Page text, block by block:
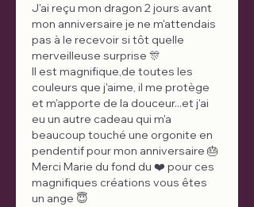
J'ai reçu mon dragon 2 jours avant
mon anniversaire je ne m'attendais
pas à le recevoir si tôt quelle
merveilleuse surprise 🎊
Il est magnifique,de toutes les
couleurs que j'aime, il me protège
et m'apporte de la douceur...et j'ai
eu un autre cadeau qui m'a
beaucoup touché une orgonite en
pendentif pour mon anniversaire 🎂
Merci Marie du fond du ❤️ pour ces
magnifiques créations vous êtes
un ange 😇